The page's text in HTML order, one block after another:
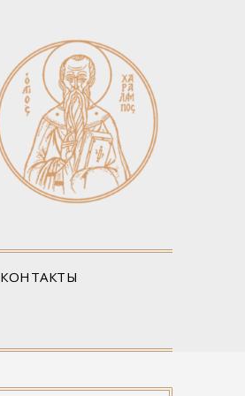
КОНТАКТЫ